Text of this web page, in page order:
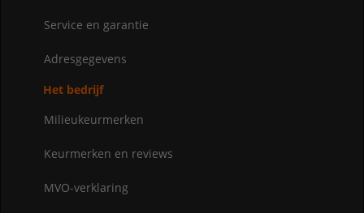
Service en garantie
Adresgegevens
Het bedrijf
Milieukeurmerken
Keurmerken en reviews
MVO-verklaring